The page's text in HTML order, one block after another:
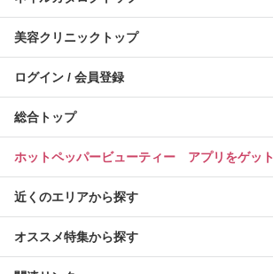
美容クリニックトップ
ログイン / 会員登録
総合トップ
ホットペッパービューティー アプリをゲット
近くのエリアから探す
オススメ特集から探す